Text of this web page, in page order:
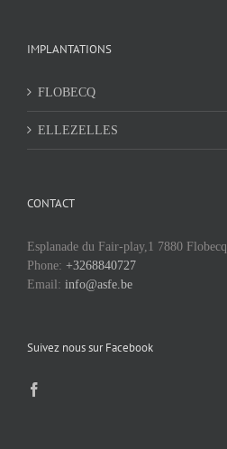
IMPLANTATIONS
FLOBECQ
ELLEZELLES
CONTACT
Esplanade du Fair-play,1 7880 Flobecq
Phone: +3268840727
Email: info@asfe.be
Suivez nous sur Facebook